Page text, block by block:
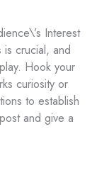
Interest
crucial, and
Hook your
curiosity or
to establish
and give a